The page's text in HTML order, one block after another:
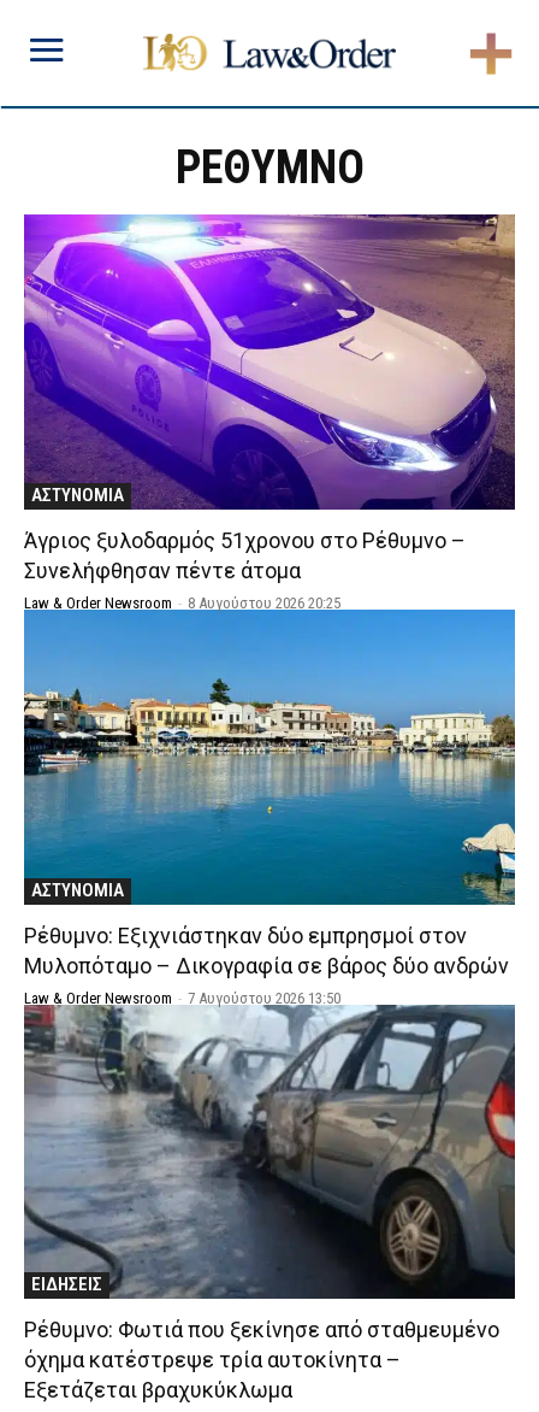
ΡΕΘΥΜΝΟ
ΑΣΤΥΝΟΜΙΑ
Άγριος ξυλοδαρμός 51χρονου στο Ρέθυμνο –
Συνελήφθησαν πέντε άτομα
Law & Order Newsroom - 8 Αυγούστου 2026 20:25
ΑΣΤΥΝΟΜΙΑ
Ρέθυμνο: Εξιχνιάστηκαν δύο εμπρησμοί στον
Μυλοπόταμο – Δικογραφία σε βάρος δύο ανδρών
Law & Order Newsroom - 7 Αυγούστου 2026 13:50
ΕΙΔΗΣΕΙΣ
Ρέθυμνο: Φωτιά που ξεκίνησε από σταθμευμένο
όχημα κατέστρεψε τρία αυτοκίνητα –
Εξετάζεται βραχυκύκλωμα